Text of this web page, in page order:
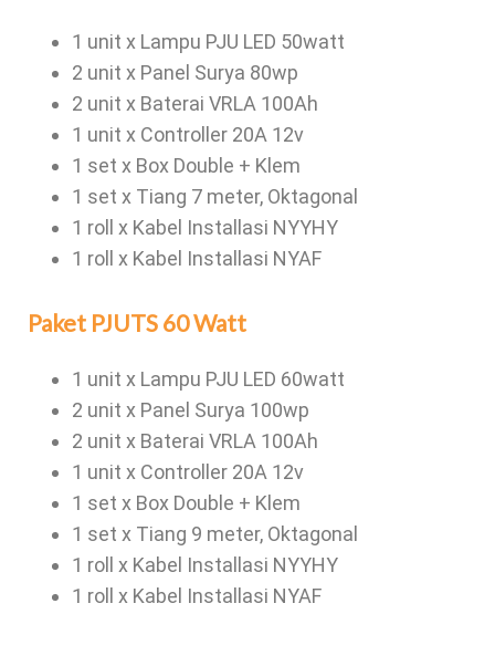
1 unit x Lampu PJU LED 50watt
2 unit x Panel Surya 80wp
2 unit x Baterai VRLA 100Ah
1 unit x Controller 20A 12v
1 set x Box Double + Klem
1 set x Tiang 7 meter, Oktagonal
1 roll x Kabel Installasi NYYHY
1 roll x Kabel Installasi NYAF
Paket PJUTS 60 Watt
1 unit x Lampu PJU LED 60watt
2 unit x Panel Surya 100wp
2 unit x Baterai VRLA 100Ah
1 unit x Controller 20A 12v
1 set x Box Double + Klem
1 set x Tiang 9 meter, Oktagonal
1 roll x Kabel Installasi NYYHY
1 roll x Kabel Installasi NYAF